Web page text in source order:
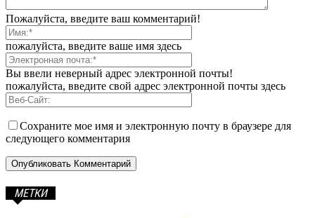
Пожалуйста, введите ваш комментарий!
пожалуйста, введите ваше имя здесь
Вы ввели неверный адрес электронной почты!
пожалуйста, введите свой адрес электронной почты здесь
Сохраните мое имя и электронную почту в браузере для
следующего комментария
МЕТКИ